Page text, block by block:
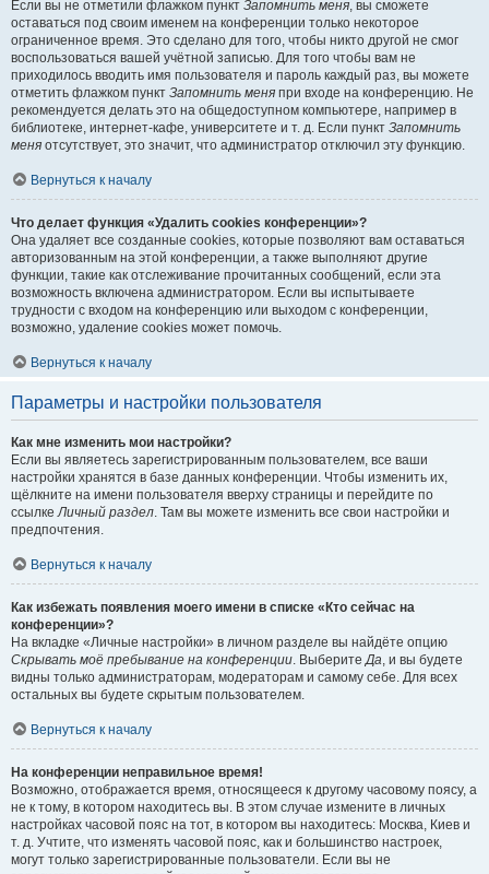
Если вы не отметили флажком пункт Запомнить меня, вы сможете
оставаться под своим именем на конференции только некоторое
ограниченное время. Это сделано для того, чтобы никто другой не смог
воспользоваться вашей учётной записью. Для того чтобы вам не
приходилось вводить имя пользователя и пароль каждый раз, вы можете
отметить флажком пункт Запомнить меня при входе на конференцию. Не
рекомендуется делать это на общедоступном компьютере, например в
библиотеке, интернет-кафе, университете и т. д. Если пункт Запомнить
меня отсутствует, это значит, что администратор отключил эту функцию.
Вернуться к началу
Что делает функция «Удалить cookies конференции»?
Она удаляет все созданные cookies, которые позволяют вам оставаться
авторизованным на этой конференции, а также выполняют другие
функции, такие как отслеживание прочитанных сообщений, если эта
возможность включена администратором. Если вы испытываете
трудности с входом на конференцию или выходом с конференции,
возможно, удаление cookies может помочь.
Вернуться к началу
Параметры и настройки пользователя
Как мне изменить мои настройки?
Если вы являетесь зарегистрированным пользователем, все ваши
настройки хранятся в базе данных конференции. Чтобы изменить их,
щёлкните на имени пользователя вверху страницы и перейдите по
ссылкеЛичный раздел. Там вы можете изменить все свои настройки и
предпочтения.
Вернуться к началу
Как избежать появления моего имени в списке «Кто сейчас на
конференции»?
На вкладке «Личные настройки» в личном разделе вы найдёте опцию
Скрывать моё пребывание на конференции. ВыберитеДа, и вы будете
видны только администраторам, модераторам и самому себе. Для всех
остальных вы будете скрытым пользователем.
Вернуться к началу
На конференции неправильное время!
Возможно, отображается время, относящееся к другому часовому поясу, а
не к тому, в котором находитесь вы. В этом случае измените в личных
настройках часовой пояс на тот, в котором вы находитесь: Москва, Киев и
т. д. Учтите, что изменять часовой пояс, как и большинство настроек,
могут только зарегистрированные пользователи. Если вы не